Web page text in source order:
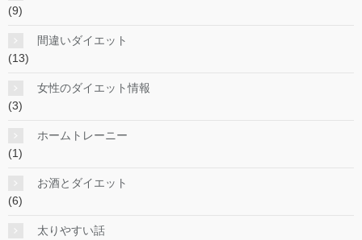
(9)
間違いダイエット
(13)
女性のダイエット情報
(3)
ホームトレーニー
(1)
お酒とダイエット
(6)
太りやすい話